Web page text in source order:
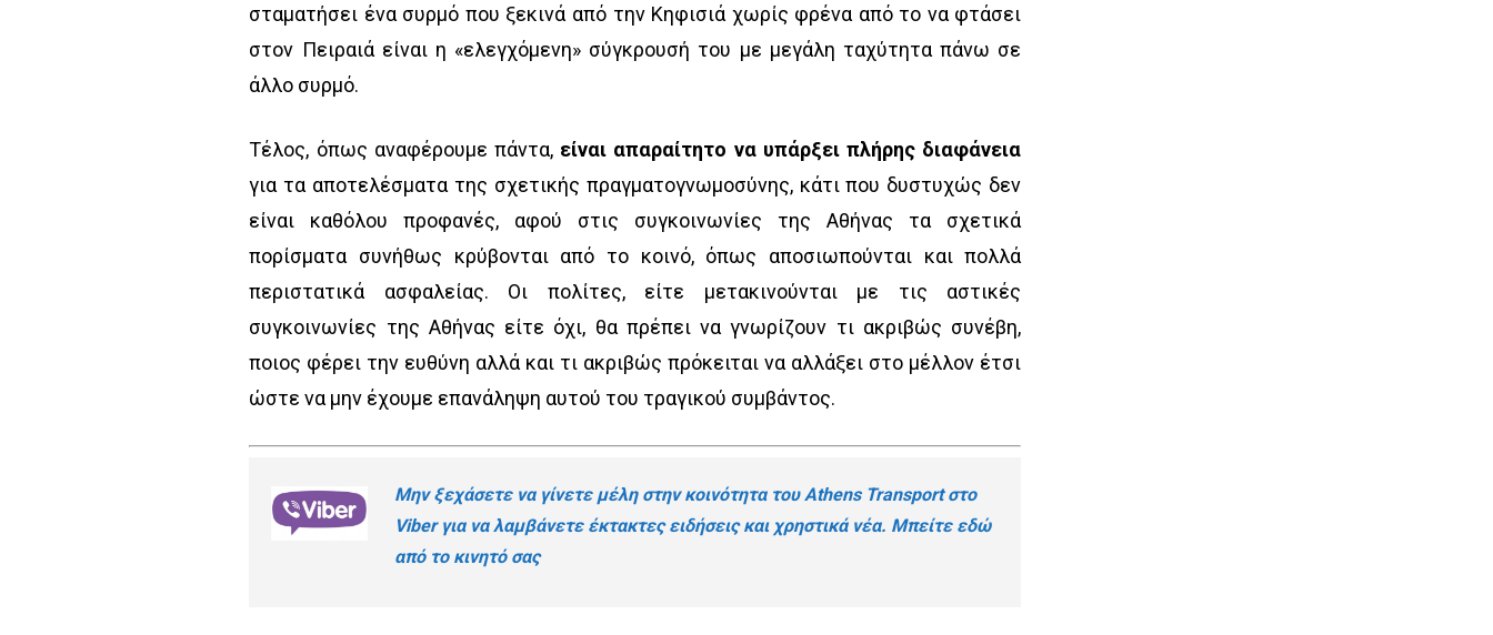
σταματήσει ένα συρμό που ξεκινά από την Κηφισιά χωρίς φρένα από το να φτάσει
στον Πειραιά είναι η «ελεγχόμενη» σύγκρουσή του με μεγάλη ταχύτητα πάνω σε
άλλο συρμό.
Τέλος, όπως αναφέρουμε πάντα, είναι απαραίτητο να υπάρξει πλήρης διαφάνεια
για τα αποτελέσματα της σχετικής πραγματογνωμοσύνης, κάτι που δυστυχώς δεν
είναι καθόλου προφανές, αφού στις συγκοινωνίες της Αθήνας τα σχετικά
πορίσματα συνήθως κρύβονται από το κοινό, όπως αποσιωπούνται και πολλά
περιστατικά ασφαλείας. Οι πολίτες, είτε μετακινούνται με τις αστικές
συγκοινωνίες της Αθήνας είτε όχι, θα πρέπει να γνωρίζουν τι ακριβώς συνέβη,
ποιος φέρει την ευθύνη αλλά και τι ακριβώς πρόκειται να αλλάξει στο μέλλον έτσι
ώστε να μην έχουμε επανάληψη αυτού του τραγικού συμβάντος.
Μην ξεχάσετε να γίνετε μέλη στην κοινότητα του Athens Transport στο
Viber για να λαμβάνετε έκτακτες ειδήσεις και χρηστικά νέα. Μπείτε εδώ
από το κινητό σας